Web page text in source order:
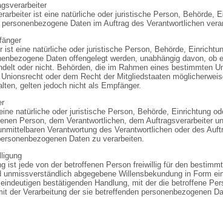
ist eine natürliche oder juristische Person, Behörde,
Daten im Auftrag des Verantwortlichen
ist eine natürliche oder juristische Person, Behörde,
Daten offengelegt werden, unabhängig davon, ob
oder nicht. Behörden, die im Rahmen eines bestimmten
oder dem Recht der Mitgliedstaaten
gelten jedoch nicht als Empfänger.
natürliche oder juristische Person, Behörde, Einrichtung
Person, dem Verantwortlichen, dem Auftragsverarbeiter
Verantwortung des Verantwortlichen oder des
Daten zu verarbeiten.
ist jede von der betroffenen Person freiwillig für den
unmissverständlich abgegebene Willensbekundung in Form
bestätigenden Handlung, mit der die betroffene
der Verarbeitung der sie betreffenden personenbezogenen